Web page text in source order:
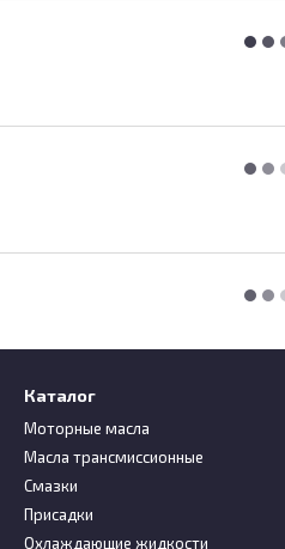
Каталог
Моторные масла
Масла трансмиссионные
Смазки
Присадки
Охлаждающие жидкости